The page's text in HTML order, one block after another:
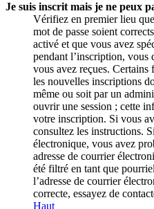
Je suis inscrit mais je ne peux
Vérifiez en premier lieu
mot de passe soient
activé et que vous avez
pendant l’inscription, vous
vous avez reçues.
les nouvelles inscriptions
même ou soit par un
ouvrir une session ; cette
votre inscription. Si vous
consultez les instructions.
électronique, vous avez
adresse de courrier
été filtré en tant que
l’adresse de courrier
correcte, essayez de
Haut